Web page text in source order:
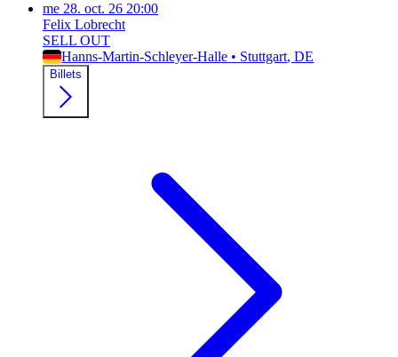
me 28. oct. 26 20:00
Felix Lobrecht
SELL OUT
Hanns-Martin-Schleyer-Halle • Stuttgart, DE
Billets